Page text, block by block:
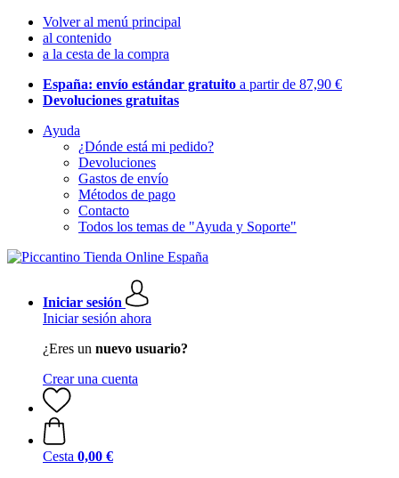
Volver al menú principal
al contenido
a la cesta de la compra
España: envío estándar gratuito a partir de 87,90 €
Devoluciones gratuitas
Ayuda
¿Dónde está mi pedido?
Devoluciones
Gastos de envío
Métodos de pago
Contacto
Todos los temas de "Ayuda y Soporte"
Iniciar sesión
Iniciar sesión ahora
¿Eres un nuevo usuario?
Crear una cuenta
Cesta 0,00 €